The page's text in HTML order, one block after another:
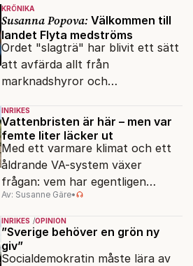
KRÖNIKA
Susanna Popova: Välkommen till
landet Flyta medströms
Ordet "slagträ" har blivit ett sätt
att avfärda allt från
marknadshyror och
om antisemitism.
INRIKES
Vattenbristen är här – men var
femte liter läcker ut
Med ett varmare klimat och ett
åldrande VA-system växer
frågan: vem har egentligen
ansvar för Sveriges
vattenresurser?
Av: Susanne Gäre•
INRIKES OPINION
”Sverige behöver en grön ny
giv”
Socialdemokratin måste lära av